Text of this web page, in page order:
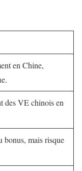
en Chine,
des VE chinois en
bonus, mais risque